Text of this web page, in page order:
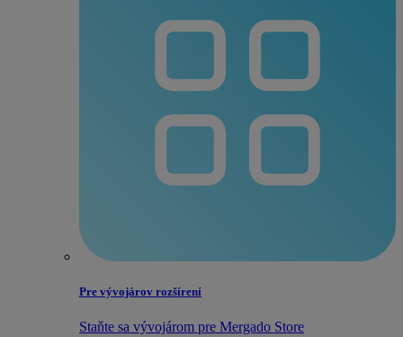
Pre vývojárov rozšírení
Staňte sa vývojárom pre Mergado Store